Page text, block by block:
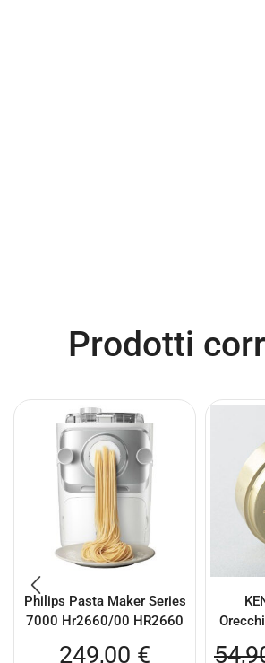
Prodotti
Philips Pasta Maker Series
7000 Hr2660/00 HR2660
249,00 €